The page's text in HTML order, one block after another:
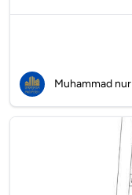
Muhammad nur